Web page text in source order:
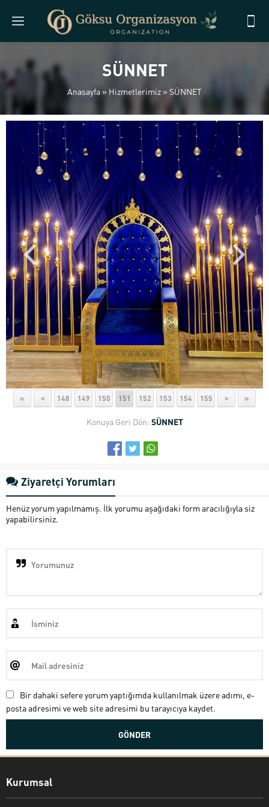
SÜNNET
Anasayfa» Hizmetlerimiz » SÜNNET
« < 148 149 150 151 152 153 154 155 > »
Konuya Geri Dön: SÜNNET
Ziyaretçi Yorumları
Henüz yorum yapılmamış. İlk yorumu aşağıdaki form aracılığıyla siz
yapabilirsiniz.
Bir dahaki sefere yorum yaptığımda kullanılmak üzere adımı, e-
posta adresimi ve web site adresimi bu tarayıcıya kaydet.
Kurumsal